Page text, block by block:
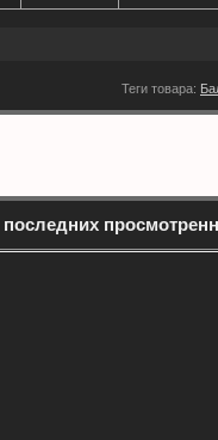
Теги товара: